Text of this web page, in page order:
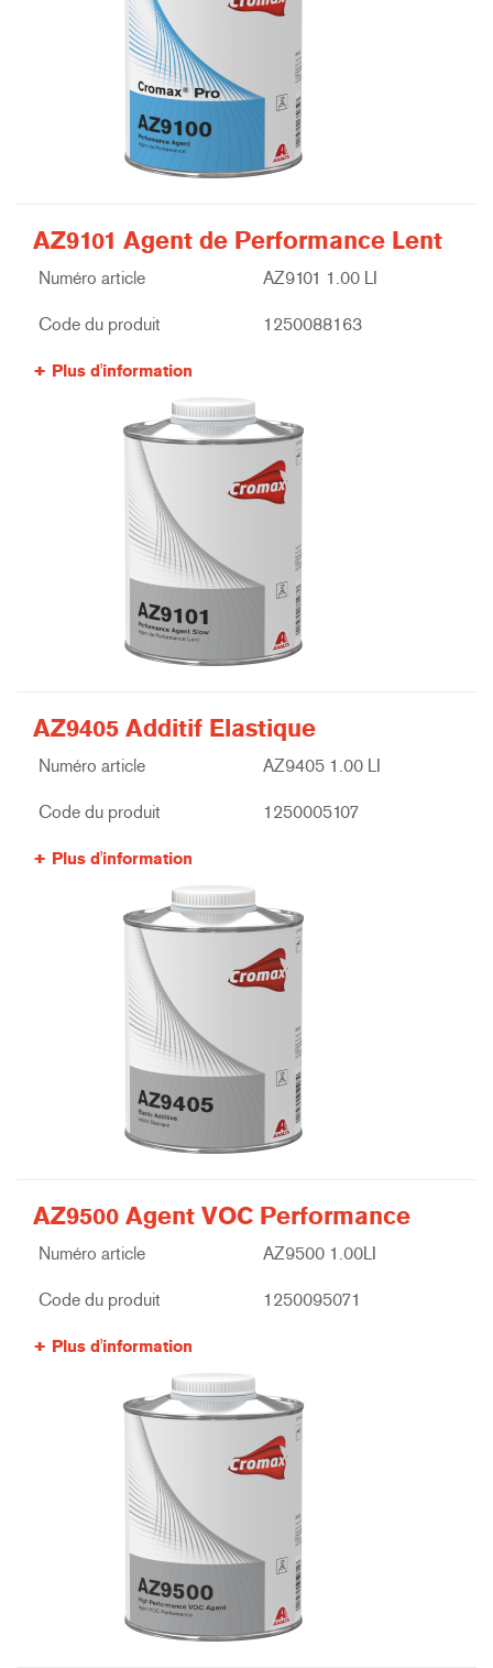
AZ9101 Agent de Performance Lent
Numéro article AZ9101 1.00 LI
Code du produit 1250088163
Plus d'information
AZ9405 Additif Elastique
Numéro article AZ9405 1.00 LI
Code du produit 1250005107
Plus d'information
AZ9500 Agent VOC Performance
Numéro article AZ9500 1.00LI
Code du produit 1250095071
Plus d'information